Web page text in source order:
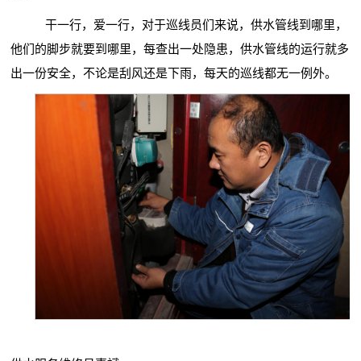
干一行，爱一行，对于巡线员们来说，供水管线到哪里，
他们的脚步就要到哪里，每查出一处隐患，供水管线的运行就多
出一份安全，不论是刮风还是下雨，每天的巡线都无一例外。